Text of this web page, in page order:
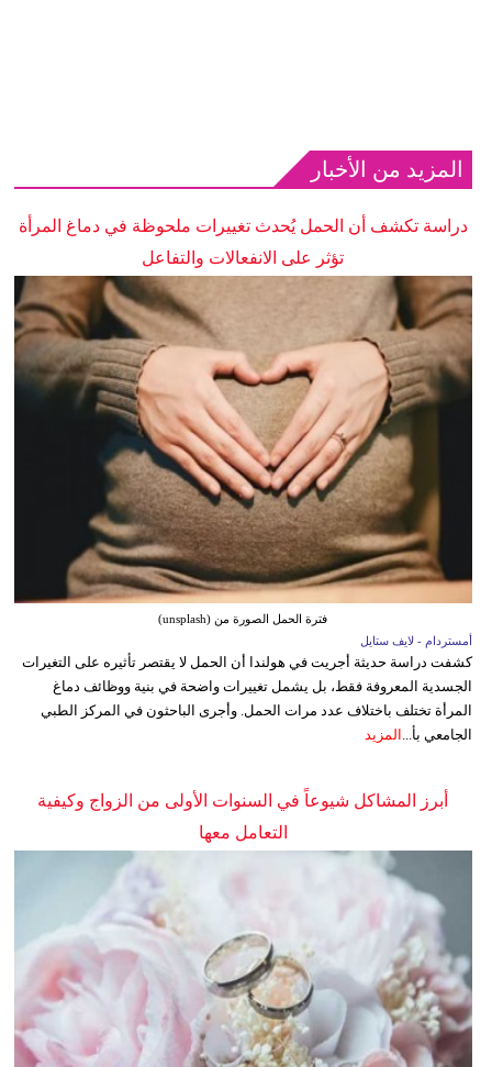
المزيد من الأخبار
دراسة تكشف أن الحمل يُحدث تغييرات ملحوظة في دماغ المرأة
تؤثر على الانفعالات والتفاعل
فترة الحمل الصورة من (unsplash)
أمستردام - لايف ستايل
كشفت دراسة حديثة أجريت في هولندا أن الحمل لا يقتصر تأثيره على التغيرات
الجسدية المعروفة فقط، بل يشمل تغييرات واضحة في بنية ووظائف دماغ
المرأة تختلف باختلاف عدد مرات الحمل. وأجرى الباحثون في المركز الطبي
الجامعي بأ... المزيد
أبرز المشاكل شيوعاً في السنوات الأولى من الزواج وكيفية
التعامل معها